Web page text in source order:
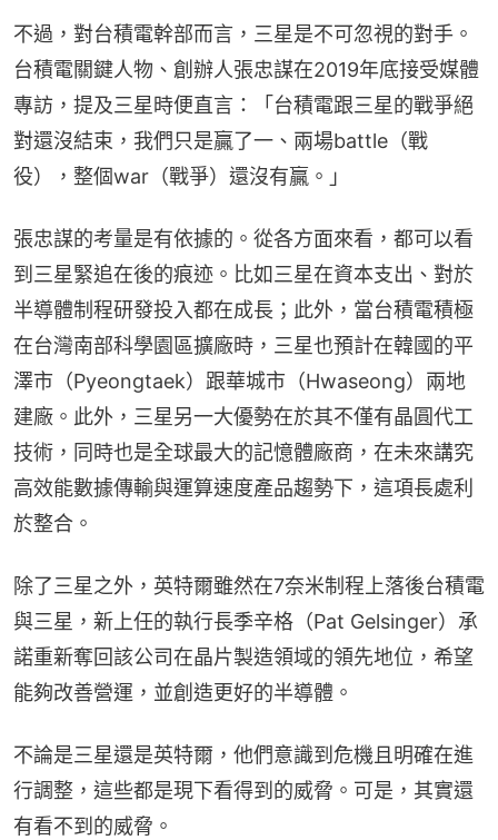
不過，對台積電幹部而言，三星是不可忽視的對手。
台積電關鍵人物、創辦人張忠謀在2019年底接受媒體
專訪，提及三星時便直言：「台積電跟三星的戰爭絕
對還沒結束，我們只是贏了一、兩場battle（戰
役），整個war（戰爭）還沒有贏。」
張忠謀的考量是有依據的。從各方面來看，都可以看
到三星緊追在後的痕迹。比如三星在資本支出、對於
半導體制程研發投入都在成長；此外，當台積電積極
在台灣南部科學園區擴廠時，三星也預計在韓國的平
澤市（Pyeongtaek）跟華城市（Hwaseong）兩地
建廠。此外，三星另一大優勢在於其不僅有晶圓代工
技術，同時也是全球最大的記憶體廠商，在未來講究
高效能數據傳輸與運算速度產品趨勢下，這項長處利
於整合。
除了三星之外，英特爾雖然在7奈米制程上落後台積電
與三星，新上任的執行長季辛格（Pat Gelsinger）承
諾重新奪回該公司在晶片製造領域的領先地位，希望
能夠改善營運，並創造更好的半導體。
不論是三星還是英特爾，他們意識到危機且明確在進
行調整，這些都是現下看得到的威脅。可是，其實還
有看不到的威脅。